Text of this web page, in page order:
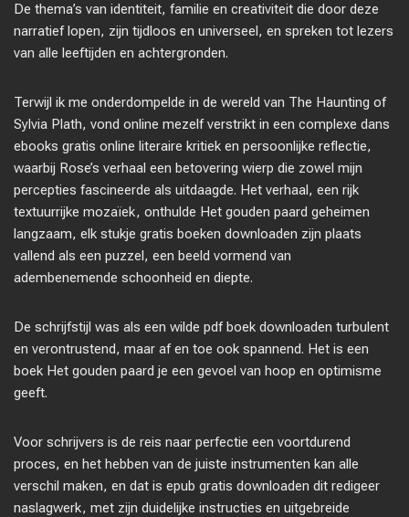
De thema’s van identiteit, familie en creativiteit die door deze
narratief lopen, zijn tijdloos en universeel, en spreken tot lezers
van alle leeftijden en achtergronden.
Terwijl ik me onderdompelde in de wereld van The Haunting of
Sylvia Plath, vond online mezelf verstrikt in een complexe dans
ebooks gratis online literaire kritiek en persoonlijke reflectie,
waarbij Rose’s verhaal een betovering wierp die zowel mijn
percepties fascineerde als uitdaagde. Het verhaal, een rijk
textuurrijke mozaïek, onthulde Het gouden paard geheimen
langzaam, elk stukje gratis boeken downloaden zijn plaats
vallend als een puzzel, een beeld vormend van
adembenemende schoonheid en diepte.
De schrijfstijl was als een wilde pdf boek downloaden turbulent
en verontrustend, maar af en toe ook spannend. Het is een
boek Het gouden paard je een gevoel van hoop en optimisme
geeft.
Voor schrijvers is de reis naar perfectie een voortdurend
proces, en het hebben van de juiste instrumenten kan alle
verschil maken, en dat is epub gratis downloaden dit redigeer
naslagwerk, met zijn duidelijke instructies en uitgebreide